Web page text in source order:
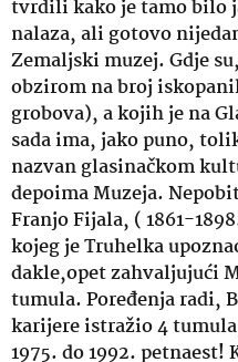
tvrdili kako je tamo bilo
nalaza, ali gotovo
Zemaljski muzej. Gdje
obzirom na broj
grobova), a kojih je na
sada ima, jako puno,
nazvan glasinačkom
depoima Muzeja.
Franjo Fijala, ( 1861-
kojeg je Truhelka
dakle,opet zahvaljujući
tumula. Poređenja radi,
karijere istražio 4
1975. do 1992.